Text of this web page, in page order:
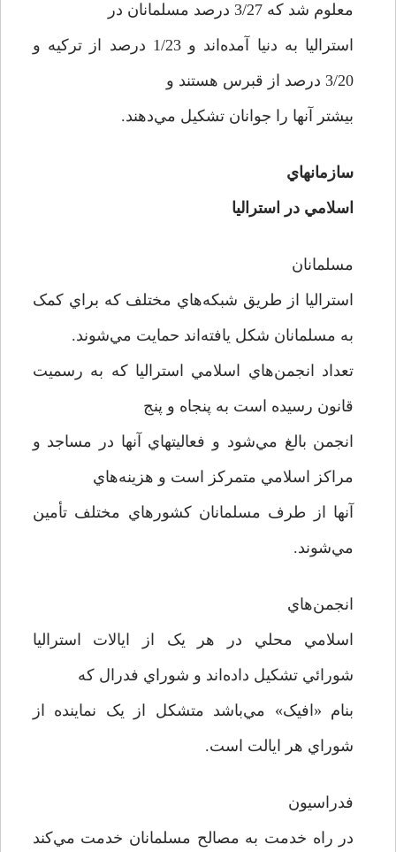
معلوم شد که 3/27 درصد مسلمانان در
استراليا به دنيا آمده‌اند و 1/23 درصد از ترکيه و
3/20 درصد از قبرس هستند و
بيشتر آنها را جوانان تشکيل مي‌دهند.
سازمانهاي
اسلامي در استراليا
مسلمانان
استراليا از طريق شبکه‌هاي مختلف که براي کمک
به مسلمانان شکل يافته‌اند حمايت مي‌شوند.
تعداد انجمن‌هاي اسلامي استراليا که به رسميت
قانون رسيده است به پنجاه و پنج
انجمن بالغ مي‌شود و فعاليتهاي آنها در مساجد و
مراکز اسلامي متمرکز است و هزينه‌هاي
آنها از طرف مسلمانان کشورهاي مختلف تأمين
مي‌شوند.
انجمن‌هاي
اسلامي محلي در هر يک از ايالات استراليا
شورائي تشکيل داده‌اند و شوراي فدرال که
بنام «افيک» مي‌باشد متشکل از يک نماينده از
شوراي هر ايالت است.
فدراسيون
در راه خدمت به مصالح مسلمانان خدمت مي‌کند